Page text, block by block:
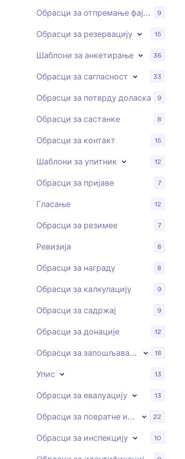
Обрасци за отпремање фајловa 9
Обрасци за резервацију 15
Шаблони за анкетирање 36
Обрасци за сагласност 33
Обрасци за потврду доласка 9
Обрасци за састанке 8
Обрасци за контакт 15
Шаблони за упитник 12
Обрасци за пријаве 7
Гласање 12
Обрасци за резимее 7
Ревизија 8
Обрасци за награду 8
Обрасци за калкулацију 9
Обрасци за садржај 9
Обрасци за донације 12
Обрасци за запошљавање 18
Упис 13
Обрасци за евалуацију 13
Обрасци за повратне информације 22
Обрасци за инспекцију 10